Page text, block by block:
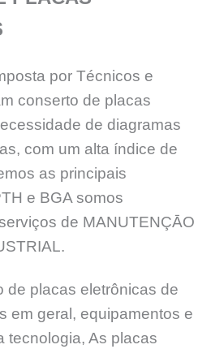
por Técnicos e
conserto de placas
de diagramas
com um alta índice de
as principais
e BGA somos
de MANUTENÇĀO
de placas eletrônicas de
em geral, equipamentos e
tecnologia, As placas